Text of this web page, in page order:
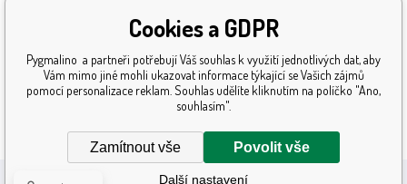
Získaná ocenění
Katalog hraček
Mapa stránek
Cookies a GDPR
Pygmalino a partneři potřebují Váš souhlas k využití jednotlivých dat, aby
Vám mimo jiné mohli ukazovat informace týkající se Vašich zájmů
pomocí personalizace reklam. Souhlas udělíte kliknutím na políčko "Ano,
souhlasím".
Zamítnout vše Povolit vše
Další nastavení